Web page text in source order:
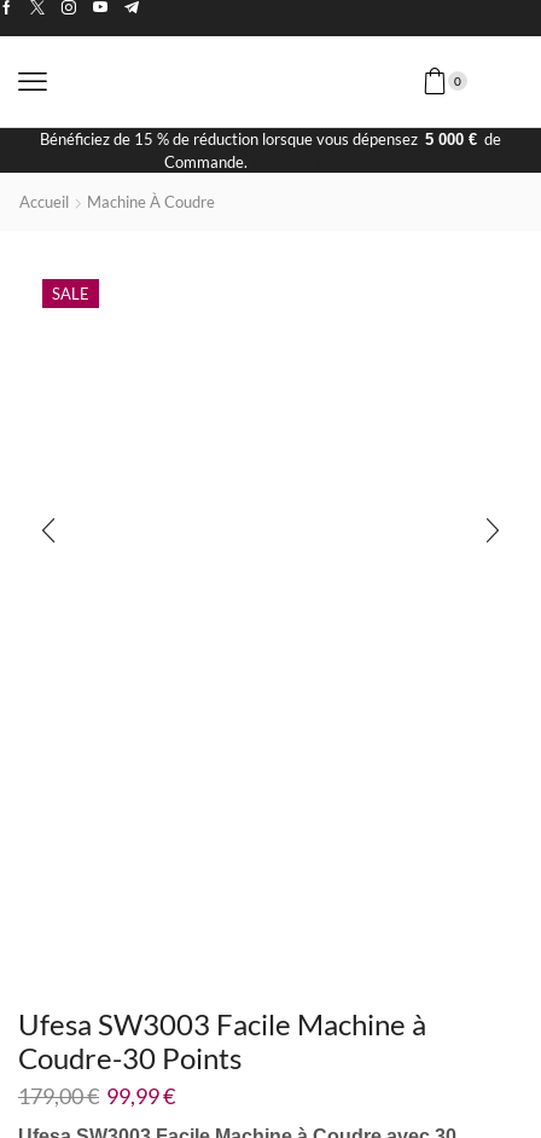
0
Bénéficiez de 15 % de réduction lorsque vous dépensez 5 000 € de
Commande.
Accueil Machine À Coudre
SALE
Ufesa SW3003 Facile Machine à
Coudre-30 Points
179,00€ 99,99€